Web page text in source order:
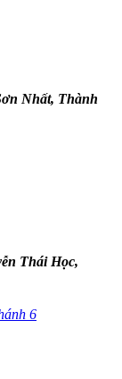
Nhất, Thành
Thái Học,
6